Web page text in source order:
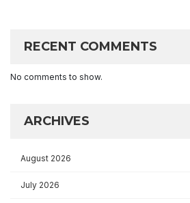
RECENT COMMENTS
No comments to show.
ARCHIVES
August 2026
July 2026